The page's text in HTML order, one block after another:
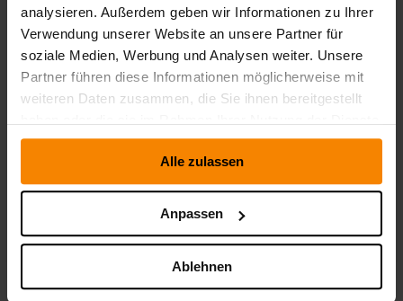
analysieren. Außerdem geben wir Informationen zu Ihrer
Verwendung unserer Website an unsere Partner für
soziale Medien, Werbung und Analysen weiter. Unsere
Partner führen diese Informationen möglicherweise mit
weiteren Daten zusammen, die Sie ihnen bereitgestellt
gesammelt haben.
Alle zulassen
Anpassen
Ablehnen
Wie Guided Selling Die Time‑to‑Quote Drastisch Verkürzt
Mit Guided Selling Vertriebszyklen verkürzen: So lösen Sie
Ihre Time-to-Quote nachhaltig.